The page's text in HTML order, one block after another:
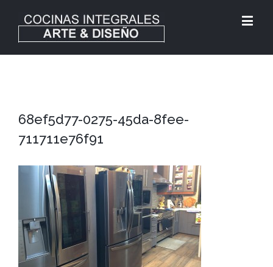
68ef5d77-0275-45da-8fee-
711711e76f91